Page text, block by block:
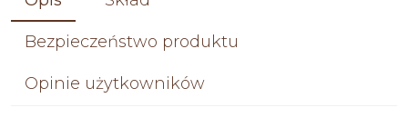
Bezpieczeństwo produktu
Opinie użytkowników